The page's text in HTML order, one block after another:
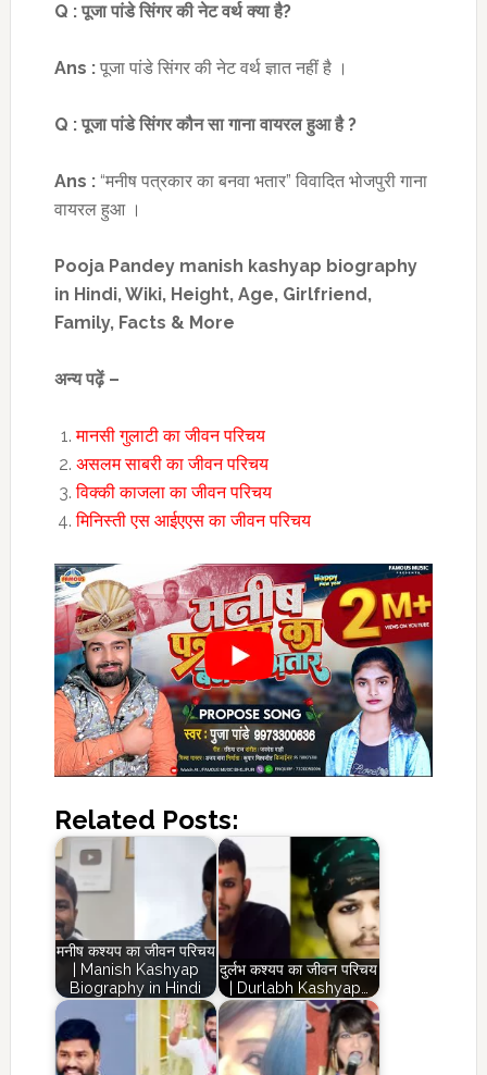
Q :पूजा पांडे सिंगर की नेट वर्थ क्या है?
Ans :पूजा पांडे सिंगर की नेट वर्थ ज्ञात नहीं है ।
Q :पूजा पांडे सिंगर कौन सा गाना वायरल हुआ है ?
Ans :“मनीष पत्रकार का बनवा भतार” विवादित भोजपुरी गाना
वायरल हुआ ।
Pooja Pandey manish kashyap biography
in Hindi, Wiki, Height, Age, Girlfriend,
Family, Facts & More
अन्य पढ़ें –
मानसी गुलाटी का जीवन परिचय
असलम साबरी का जीवन परिचय
विक्की काजला का जीवन परिचय
मिनिस्ती एस आईएएस का जीवन परिचय
Related Posts:
मनीष कश्यप का जीवन परिचय
| Manish Kashyap
Biography in Hindi
दुर्लभ कश्यप का जीवन परिचय
| Durlabh Kashyap…